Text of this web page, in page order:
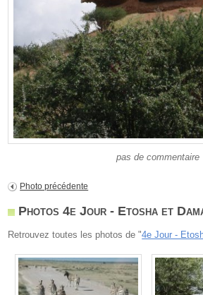
pas de commentaire
Photo précédente
Photos 4e Jour - Etosha et
Retrouvez toutes les photos de "4e Jour -